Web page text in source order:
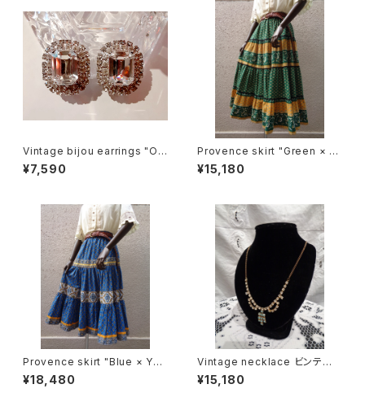
Vintage bijou earrings "Ov
al shape" ビジュー オーバル
型 イヤリング
¥7,590
Provence skirt "Green × Y
ellow" プロヴァンス スカート
"グリーン × イエロー"
¥15,180
Provence skirt "Blue × Yell
ow" プロヴァンス スカート "ブ
ルー × イエロー"
¥18,480
Vintage necklace ビンテー
ジネックレス
¥15,180